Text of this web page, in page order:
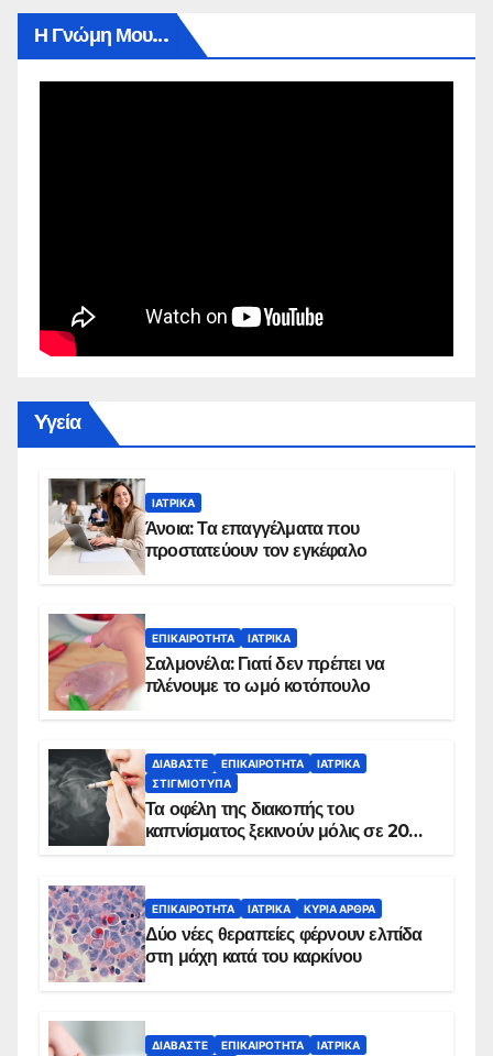
Η Γνώμη Μου…
Yγεία
ΙΑΤΡΙΚΆ
Άνοια: Τα επαγγέλματα που
προστατεύουν τον εγκέφαλο
ΕΠΙΚΑΙΡΌΤΗΤΑ ΙΑΤΡΙΚΆ
Σαλμονέλα: Γιατί δεν πρέπει να
πλένουμε το ωμό κοτόπουλο
ΔΙΑΒΆΣΤΕ ΕΠΙΚΑΙΡΌΤΗΤΑ
ΙΑΤΡΙΚΆ
ΣΤΙΓΜΙΌΤΥΠΑ
Τα οφέλη της διακοπής του
καπνίσματος ξεκινούν μόλις σε 20
ΕΠΙΚΑΙΡΌΤΗΤΑ ΙΑΤΡΙΚΆ ΚΥΡΙΑ ΑΡΘΡΑ
Δύο νέες θεραπείες φέρνουν ελπίδα
στη μάχη κατά του καρκίνου
ΔΙΑΒΆΣΤΕ ΕΠΙΚΑΙΡΌΤΗΤΑ ΙΑΤΡΙΚΆ